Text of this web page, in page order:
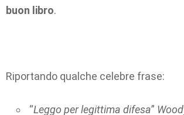
buon libro.
Riportando qualche celebre frase:
“Leggo per legittima difesa”